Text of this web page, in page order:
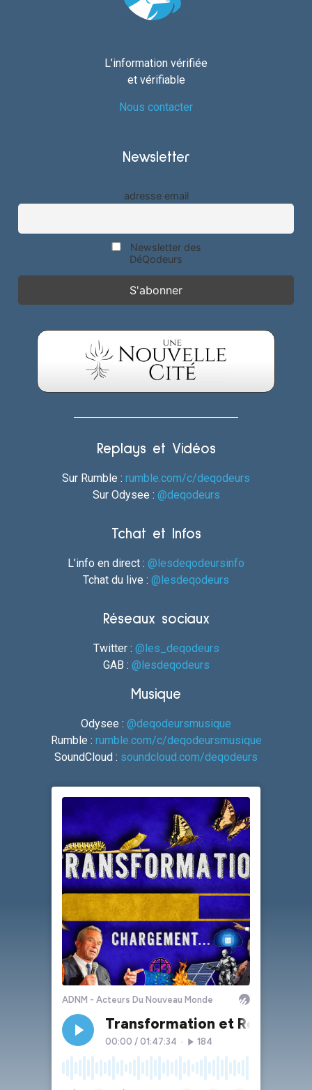
L’information vérifiée
et vérifiable
Nous contacter
Newsletter
adresse email
Newsletter des
DéQodeurs
Replays et Vidéos
Sur Rumble : rumble.com/c/deqodeurs
Sur Odysee : @deqodeurs
Tchat et Infos
L’info en direct : @lesdeqodeursinfo
Tchat du live : @lesdeqodeurs
Réseaux sociaux
Twitter : @les_deqodeurs
GAB : @lesdeqodeurs
Musique
Odysee : @deqodeursmusique
Rumble : rumble.com/c/deqodeursmusique
SoundCloud : soundcloud.com/deqodeurs